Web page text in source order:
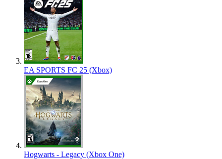
EA SPORTS FC 25 (Xbox)
Hogwarts - Legacy (Xbox One)